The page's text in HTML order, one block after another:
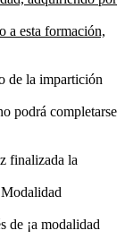
a esta formación,
de la impartición
podrá completarse
finalizada la
de ¡a modalidad